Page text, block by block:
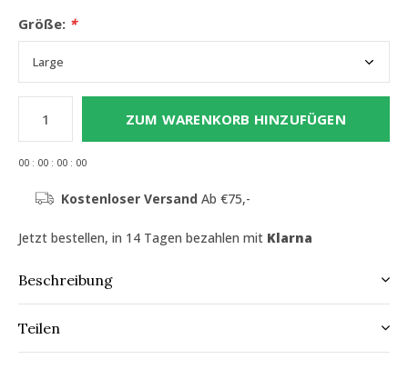
Größe: *
ZUM WARENKORB HINZUFÜGEN
00 : 00 : 00 : 00
Kostenloser Versand Ab €75,-
Jetzt bestellen, in 14 Tagen bezahlen mit Klarna
Beschreibung
Teilen